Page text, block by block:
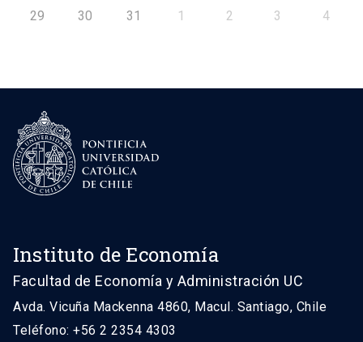
29 30 31 1 2 3 4
Instituto de Economía
Facultad de Economía y Administración UC
Avda. Vicuña Mackenna 4860, Macul. Santiago, Chile
Teléfono: +56 2 2354 4303